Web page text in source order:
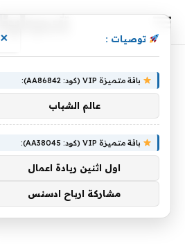
توصيات : ×
باقة متميزة VIP (كود: AA86842):
عالم الشباب
باقة متميزة VIP (كود: AA38045):
اول اثنين ريادة اعمال
مشاركة ارباح ادسنس